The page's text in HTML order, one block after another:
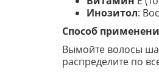
Инозитол:
Способ
Вымойте волосы
распределите по